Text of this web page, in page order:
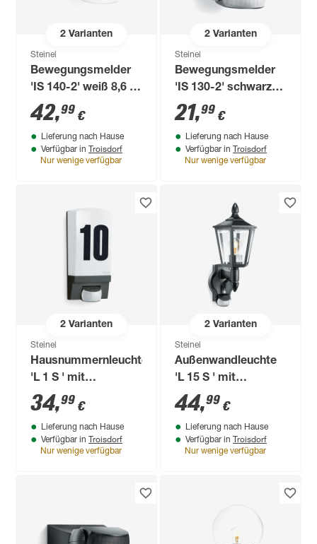
2Varianten
Steinel
Bewegungsmelder
'IS 140-2' weiß 8,6 x
8,2 x 9,9 cm
42,99 €
Lieferung nach Hause
Verfügbar in Troisdorf
Nur wenige verfügbar
2Varianten
Steinel
Bewegungsmelder
'IS 130-2' schwarz
7,8 x 8,7 x 11 cm
21,99 €
Lieferung nach Hause
Verfügbar in Troisdorf
Nur wenige verfügbar
2Varianten
Steinel
Hausnummernleuchte
'L 1 S ' mit
Bewegungssensor
60 W IP 44 11 x 25,5
cm
34,99 €
Lieferung nach Hause
Verfügbar in Troisdorf
Nur wenige verfügbar
2Varianten
Steinel
Außenwandleuchte
'L 15 S ' mit
Bewegungssensor
60 W IP 44 18,8 x 41
cm
44,99 €
Lieferung nach Hause
Verfügbar in Troisdorf
Nur wenige verfügbar